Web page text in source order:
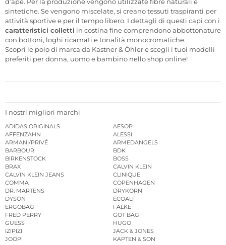
d’ape. Per la produzione vengono utilizzate fibre naturali e
sintetiche. Se vengono miscelate, si creano tessuti traspiranti per
attività sportive e per il tempo libero. I dettagli di questi capi con i
caratteristici colletti in costina fine comprendono abbottonature
con bottoni, loghi ricamati e tonalità monocromatiche.
Scopri le polo di marca da Kastner & Öhler e scegli i tuoi modelli
preferiti per donna, uomo e bambino nello shop online!
I nostri migliori marchi
ADIDAS ORIGINALS
AESOP
AFFENZAHN
ALESSI
ARMANI/PRIVÉ
ARMEDANGELS
BARBOUR
BDK
BIRKENSTOCK
BOSS
BRAX
CALVIN KLEIN
CALVIN KLEIN JEANS
CLINIQUE
COMMA
COPENHAGEN
DR. MARTENS
DRYKORN
DYSON
ECOALF
ERGOBAG
FALKE
FRED PERRY
GOT BAG
GUESS
HUGO
IZIPIZI
JACK & JONES
JOOP!
KAPTEN & SON